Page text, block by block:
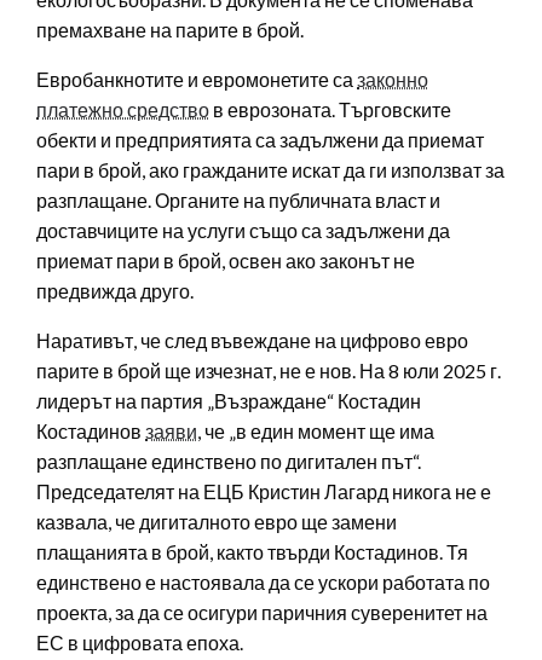
премахване на парите в брой.
Евробанкнотите и евромонетите са законно
платежно средство в еврозоната. Търговските
обекти и предприятията са задължени да приемат
пари в брой, ако гражданите искат да ги използват за
разплащане. Органите на публичната власт и
доставчиците на услуги също са задължени да
приемат пари в брой, освен ако законът не
предвижда друго.
Наративът, че след въвеждане на цифрово евро
парите в брой ще изчезнат, не е нов. На 8 юли 2025 г.
лидерът на партия „Възраждане“ Костадин
Костадинов заяви, че „в един момент ще има
разплащане единствено по дигитален път“.
Председателят на ЕЦБ Кристин Лагард никога не е
казвала, че дигиталното евро ще замени
плащанията в брой, както твърди Костадинов. Тя
единствено е настоявала да се ускори работата по
проекта, за да се осигури паричния суверенитет на
ЕС в цифровата епоха.